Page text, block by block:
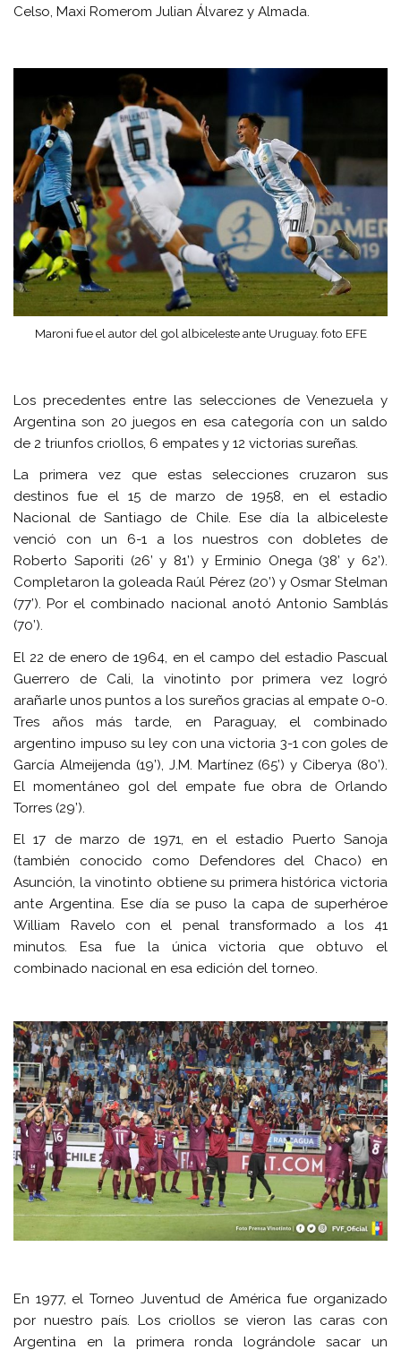
Celso, Maxi Romerom Julian Álvarez y Almada.
Maroni fue el autor del gol albiceleste ante Uruguay. foto EFE
Los precedentes entre las selecciones de Venezuela y
Argentina son 20 juegos en esa categoría con un saldo
de 2 triunfos criollos, 6 empates y 12 victorias sureñas.
La primera vez que estas selecciones cruzaron sus
destinos fue el 15 de marzo de 1958, en el estadio
Nacional de Santiago de Chile. Ese día la albiceleste
venció con un 6-1 a los nuestros con dobletes de
Roberto Saporiti (26’ y 81’) y Erminio Onega (38’ y 62’).
Completaron la goleada Raúl Pérez (20’) y Osmar Stelman
(77’). Por el combinado nacional anotó Antonio Samblás
(70’).
El 22 de enero de 1964, en el campo del estadio Pascual
Guerrero de Cali, la vinotinto por primera vez logró
arañarle unos puntos a los sureños gracias al empate 0-0.
Tres años más tarde, en Paraguay, el combinado
argentino impuso su ley con una victoria 3-1 con goles de
García Almeijenda (19’), J.M. Martínez (65’) y Ciberya (80’).
El momentáneo gol del empate fue obra de Orlando
Torres (29’).
El 17 de marzo de 1971, en el estadio Puerto Sanoja
(también conocido como Defendores del Chaco) en
Asunción, la vinotinto obtiene su primera histórica victoria
ante Argentina. Ese día se puso la capa de superhéroe
William Ravelo con el penal transformado a los 41
minutos. Esa fue la única victoria que obtuvo el
combinado nacional en esa edición del torneo.
En 1977, el Torneo Juventud de América fue organizado
por nuestro país. Los criollos se vieron las caras con
Argentina en la primera ronda lográndole sacar un